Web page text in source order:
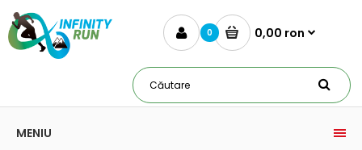
0 0,00 ron
MENIU